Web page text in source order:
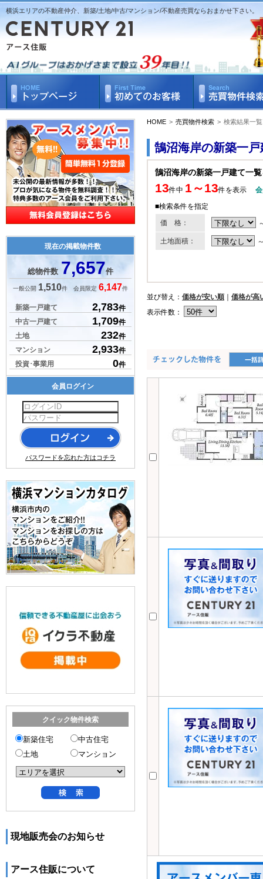
横浜エリアの不動産仲介、新築/土地/中古/マンション/不動産売買ならおまかせ下さい。
HOME > 売買物件検索 > 検索結果一覧
鵠沼海岸の新築一
鵠沼海岸の新築一戸建て一
13件中 1～13件を表示
■検索条件を指定
価 格：
土地面積：
並び替え： 価格が安い順
価格が高
表示件数：
現在の掲載物件数
総物件数 7,657件
一般公開 1,510件 会員限定 6,147件
新築一戸建て 2,783件
中古一戸建て
1,709件
土地
232件
マンション
2,933件
投資･事業用
0件
会員ログイン
パスワードを忘れた方はコチラ
クイック物件検索
新築住宅
中古住宅
土地
マンション
現地販売会のお知らせ
アース住販について